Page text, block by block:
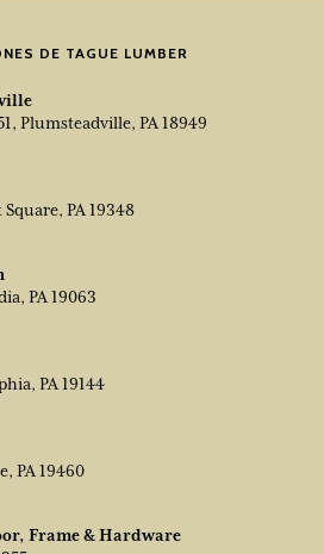
DE TAGUE LUMBER
Plumsteadville, PA 18949
PA 19348
PA 19063
PA 19144
PA 19460
Frame & Hardware